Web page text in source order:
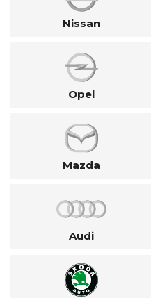
Nissan
Opel
Mazda
Audi